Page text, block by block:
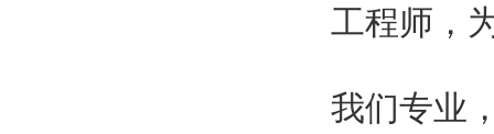
工程师，
我们专业